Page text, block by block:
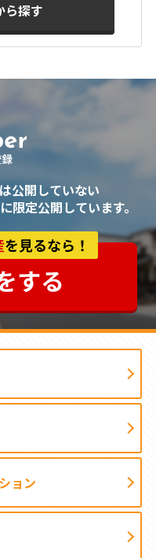
ら探す
公開していない
限定公開しています。
ョン